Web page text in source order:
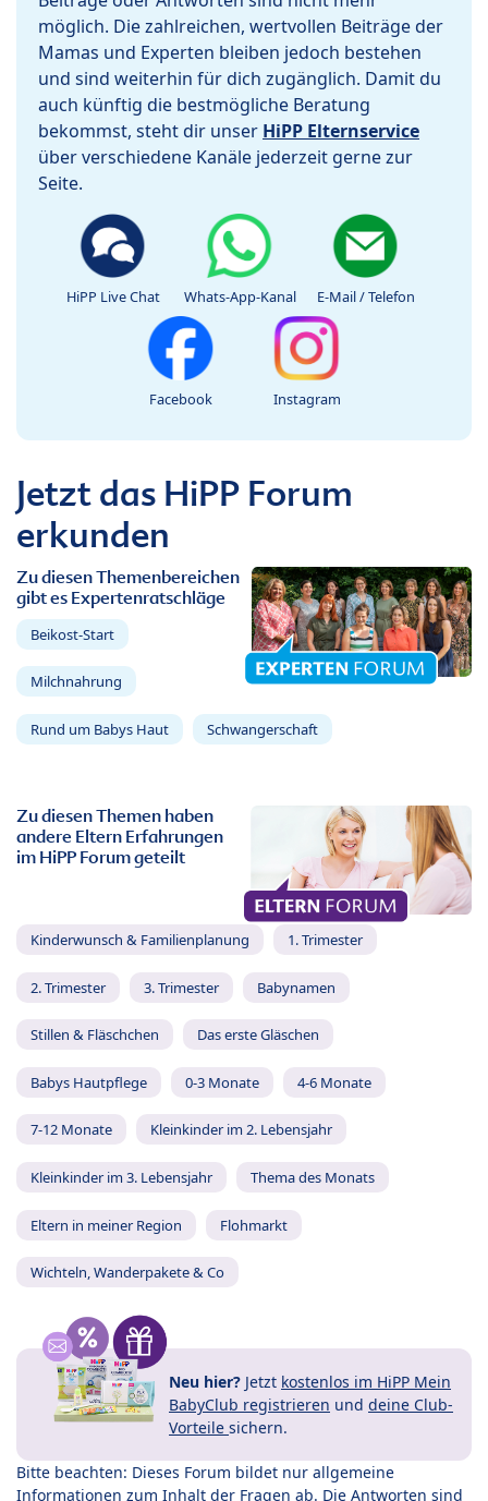
möglich. Die zahlreichen, wertvollen Beiträge der
Mamas und Experten bleiben jedoch bestehen
und sind weiterhin für dich zugänglich. Damit du
auch künftig die bestmögliche Beratung
bekommst, steht dir unser HiPP Elternservice
über verschiedene Kanäle jederzeit gerne zur
Seite.
HiPP Live Chat Whats-App-Kanal E-Mail / Telefon
Facebook Instagram
Jetzt das HiPP Forum
erkunden
Zu diesen Themenbereichen
gibt es Expertenratschläge
Beikost-Start
Milchnahrung
Rund um Babys Haut Schwangerschaft
Zu diesen Themen haben
andere Eltern Erfahrungen
im HiPP Forum geteilt
Kinderwunsch & Familienplanung 1. Trimester
2. Trimester 3. Trimester Babynamen
Stillen & Fläschchen Das erste Gläschen
Babys Hautpflege 0-3 Monate 4-6 Monate
7-12 Monate Kleinkinder im 2. Lebensjahr
Kleinkinder im 3. Lebensjahr Thema des Monats
Eltern in meiner Region Flohmarkt
Wichteln, Wanderpakete & Co
Neu hier? Jetzt kostenlos im HiPP Mein
BabyClub registrieren und deine Club-
Vorteile sichern.
Bitte beachten: Dieses Forum bildet nur allgemeine
Informationen zum Inhalt der Fragen ab. Die Antworten sind